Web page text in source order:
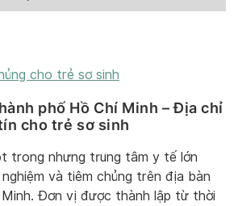
cho trẻ sơ sinh
phố Hồ Chí Minh – Địa chỉ
cho trẻ sơ sinh
trong nhưng trung tâm y tế lớn
và tiêm chủng trên địa bàn
Đơn vị được thành lập từ thời